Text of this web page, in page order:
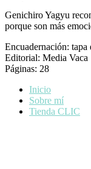
Genichiro Yagyu
porque son más
Encuadernación: tapa
Editorial: Media Vaca
Páginas: 28
Inicio
Sobre mí
Tienda CLIC